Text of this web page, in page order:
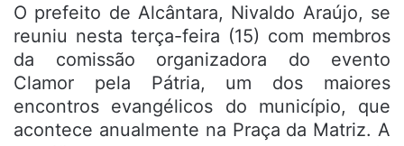
O prefeito de Alcântara, Nivaldo Araújo, se
reuniu nesta terça-feira (15) com membros
da comissão organizadora do evento
Clamor pela Pátria, um dos maiores
encontros evangélicos do município, que
acontece anualmente na Praça da Matriz. A